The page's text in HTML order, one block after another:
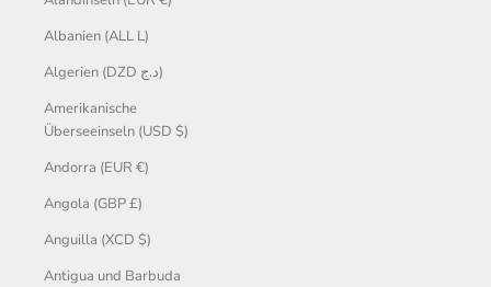
Albanien (ALL L)
Algerien (DZD د.ج)
Amerikanische
Überseeinseln (USD $)
Andorra (EUR €)
Angola (GBP £)
Anguilla (XCD $)
Antigua und Barbuda